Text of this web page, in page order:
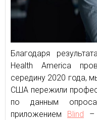
Благодаря
Health America
середину 2020 года,
США пережили
по данным
приложением
Blind
–